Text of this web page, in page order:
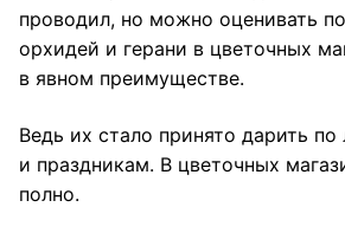
проводил, но можно оценивать
орхидей и герани в цветочных
в явном преимуществе.
Ведь их стало принято дарить
и праздникам. В цветочных
полно.